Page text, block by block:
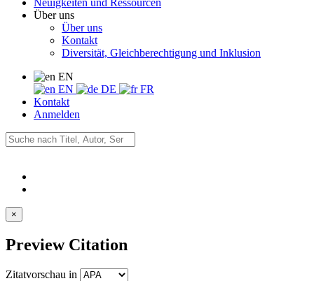
Neuigkeiten und Ressourcen
Über uns
Über uns
Kontakt
Diversität, Gleichberechtigung und Inklusion
EN
EN
DE
FR
Kontakt
Anmelden
×
Preview Citation
Zitatvorschau in